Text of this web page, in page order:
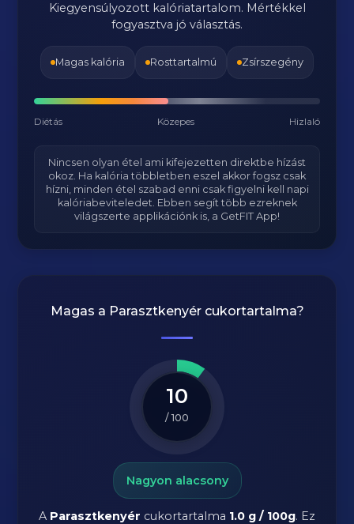
Kiegyensúlyozott kalóriatartalom. Mértékkel
fogyasztva jó választás.
Magas kalória Rosttartalmú Zsírszegény
Diétás Közepes Hizlaló
Nincsen olyan étel ami kifejezetten direktbe hízást
okoz. Ha kalória többletben eszel akkor fogsz csak
hízni, minden étel szabad enni csak figyelni kell napi
kalóriabeviteledet. Ebben segít több ezreknek
világszerte applikációnk is, a GetFIT App!
Magas a Parasztkenyércukortartalma?
10
/ 100
Nagyon alacsony
A Parasztkenyér cukortartalma 1.0 g / 100g. Ez